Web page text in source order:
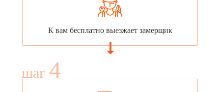
К вам бесплатно выезжает замерщик
шаг 4